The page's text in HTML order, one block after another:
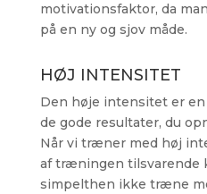
motivationsfaktor, da
på en ny og sjov måde.
HØJ INTENSITET
Den høje intensitet er
de gode resultater, du
Når vi træner med høj
af træningen tilsvarende
simpelthen ikke træne